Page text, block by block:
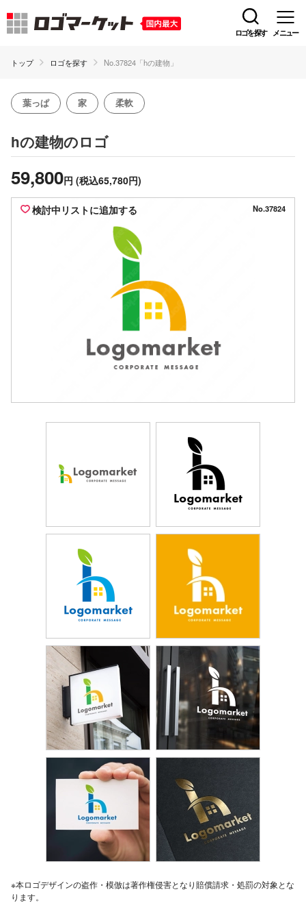
ロゴを探す メニュー
トップ ロゴを探す No.37824「hの建物」
葉っぱ 家 柔軟
hの建物のロゴ
59,800円 (税込65,780円)
検討中リストに追加する No.37824
※本ロゴデザインの盗作・模倣は著作権侵害となり賠償請求・処罰の対象とな
ります。